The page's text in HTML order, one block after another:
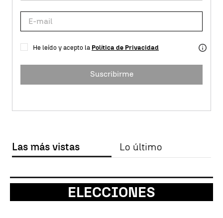
He leído y acepto la Política de Privacidad
Suscribirme
Las más vistas Lo último
ELECCIONES